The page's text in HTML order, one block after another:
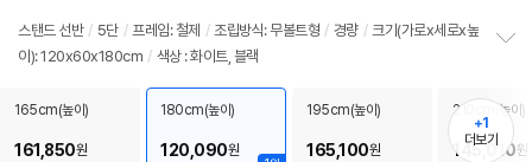
뷰
스탠드 선반 / 5단 / 프레임: 철제 / 조립방식: 무볼트형 / 경량 / 크기(가로x세로x높
이): 120x60x180cm / 색상 : 화이트, 블랙
펼
치
기
165cm(높이)
161,850원
180cm(높이)
120,090원
195cm(높이)
165,100원
210cm(높이)
145,010원
+1
더보기